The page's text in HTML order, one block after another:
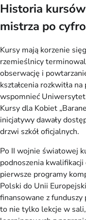
Historia
mistrza po
Kursy mają korzenie
rzemieślnicy
obserwację i
kształcenia rozkwitła
wspomnieć
Kursy dla Kobiet
inicjatywy dawały
drzwi szkół oficjalnych.
Po II wojnie światowej
podnoszenia
pierwsze programy
Polski do Unii
finansowane z
to nie tylko lekcje w